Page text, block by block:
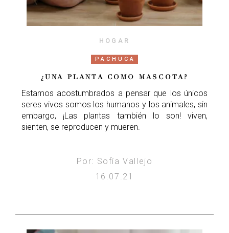
HOGAR
PACHUCA
¿UNA PLANTA COMO MASCOTA?
Estamos acostumbrados a pensar que los únicos
seres vivos somos los humanos y los animales, sin
embargo, ¡Las plantas también lo son! viven,
sienten, se reproducen y mueren.
Por: Sofía Vallejo
16.07.21